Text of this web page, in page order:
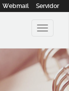
Webmail Servidor